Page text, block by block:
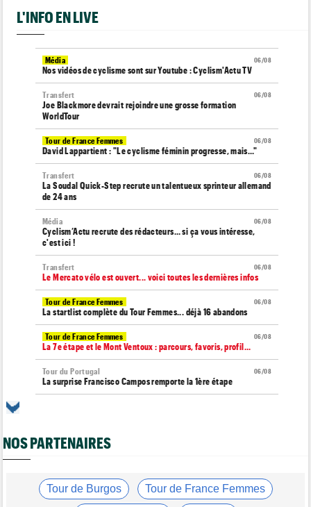
L'INFO EN LIVE
06/08
Média
Nos vidéos de cyclisme sont sur Youtube : Cyclism'Actu TV
06/08
Transfert
Joe Blackmore devrait rejoindre une grosse formation
WorldTour
06/08
Tour de France Femmes
David Lappartient : "Le cyclisme féminin progresse, mais…"
06/08
Transfert
La Soudal Quick-Step recrute un talentueux sprinteur allemand
de 24 ans
06/08
Média
Cyclism’Actu recrute des rédacteurs… si ça vous intéresse,
c'est ici !
06/08
Transfert
Le Mercato vélo est ouvert... voici toutes les dernières infos
06/08
Tour de France Femmes
La startlist complète du Tour Femmes... déjà 16 abandons
06/08
Tour de France Femmes
La 7e étape et le Mont Ventoux : parcours, favoris, profil…
06/08
Tour du Portugal
La surprise Francisco Campos remporte la 1ère étape
Tour de France Femmes
06/08
Tour de France Femmes
Kim Le Court Pienaar : "La course a été complètement folle"
NOS PARTENAIRES
Tour de Burgos Tour de France Femmes